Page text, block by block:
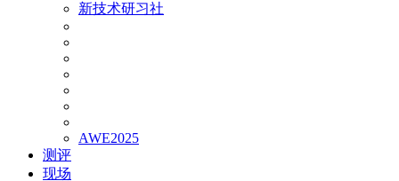
新技术研习社
AWE2025
测评
现场